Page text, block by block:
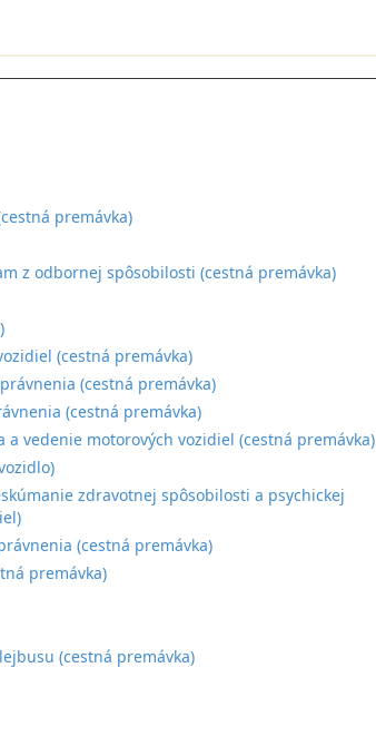
premávka)
z odbornej spôsobilosti (cestná premávka)
(cestná premávka)
(cestná premávka)
(cestná premávka)
vedenie motorových vozidiel (cestná premávka)
zdravotnej spôsobilosti a psychickej
(cestná premávka)
premávka)
(cestná premávka)